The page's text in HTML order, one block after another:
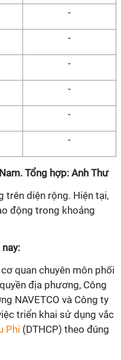
-
-
-
-
-
-
Tổng hợp: Anh Thư
trên diện rộng. Hiện tại,
động trong khoảng
quan chuyên môn phối
địa phương, Công
NAVETCO và Công ty
triển khai sử dụng vắc
Phi (DTHCP) theo đúng